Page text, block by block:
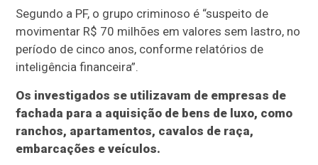
Segundo a PF, o grupo criminoso é “suspeito de
movimentar R$ 70 milhões em valores sem lastro, no
período de cinco anos, conforme relatórios de
inteligência financeira”.
Os investigados se utilizavam de empresas de
fachada para a aquisição de bens de luxo, como
ranchos, apartamentos, cavalos de raça,
embarcações e veículos.